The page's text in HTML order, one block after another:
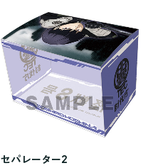
セパレーター2